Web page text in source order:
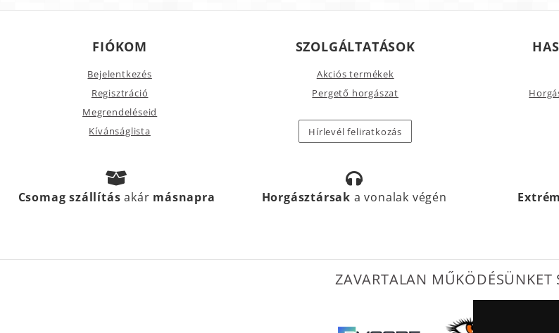
FIÓKOM
Bejelentkezés
Regisztráció
Megrendeléseid
Kívánságlista
SZOLGÁLTATÁSOK
Akciós termékek
Pergető horgászat
Hírlevél feliratkozás
Csomag szállításakár másnapra Horgásztársak a vonalak végén
ZAVARTALAN MŰKÖDÉSÜNKET